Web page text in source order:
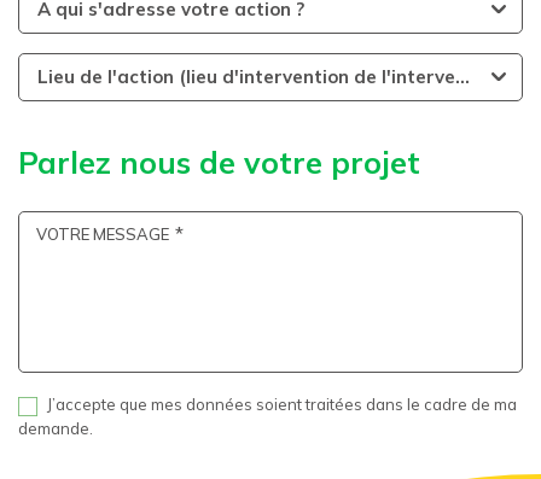
A qui s'adresse votre action ?
Lieu de l'action (lieu d'intervention de l'intervenant)
Parlez nous de votre projet
VOTRE MESSAGE
J’accepte que mes données soient traitées dans le cadre de ma
demande.